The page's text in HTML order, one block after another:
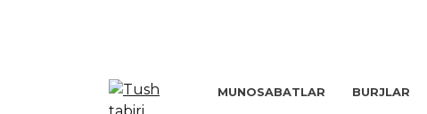
MUNOSABATLAR BURJLAR